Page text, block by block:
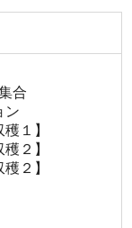
合
ン
１】
２】
２】